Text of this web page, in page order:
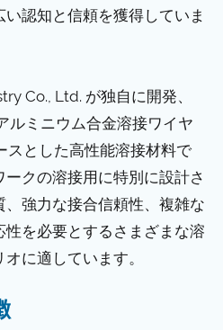
認知と信頼を獲得していま
Co., Ltd. が独自に開発、
ルミニウム合金溶接ワイヤ
とした高性能溶接材料で
クの溶接用に特別に設計さ
強力な接合信頼性、複雑な
を必要とするさまざまな溶
に適しています。